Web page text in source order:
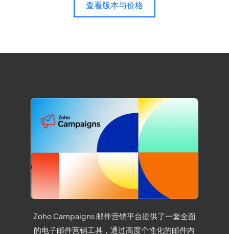
查看版本与价格
Zoho Campaigns 邮件营销平台提供了一套全面
的电子邮件营销工具，通过高度个性化的邮件内